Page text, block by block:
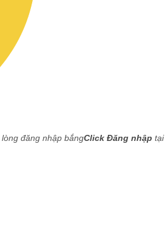
đăng nhập bắngClick Đăng nhập